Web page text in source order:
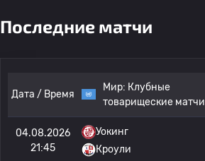
Последние матчи
Дата / Время
Мир: Клубные
товарищеские матчи
04.08.2026
21:45
Уокинг
Кроули